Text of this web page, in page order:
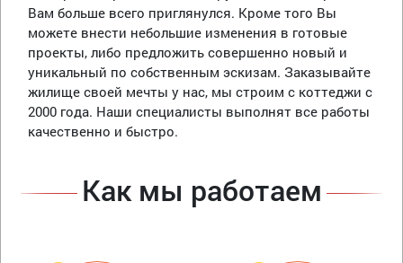
Вам больше всего приглянулся. Кроме того Вы
можете внести небольшие изменения в готовые
проекты, либо предложить совершенно новый и
уникальный по собственным эскизам. Заказывайте
жилище своей мечты у нас, мы строим с коттеджи с
2000 года. Наши специалисты выполнят все работы
качественно и быстро.
Как мы работаем